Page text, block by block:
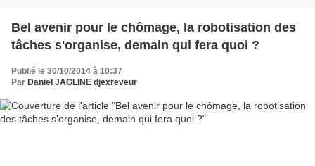
Bel avenir pour le chômage, la robotisation des
tâches s'organise, demain qui fera quoi ?
Publié le 30/10/2014 à 10:37
Par Daniel JAGLINE djexreveur